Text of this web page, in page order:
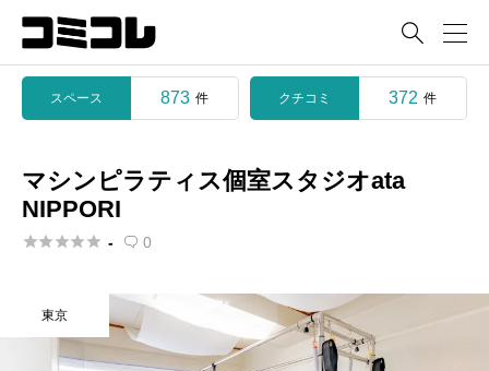

スペース 873 件 クチコミ 372 件
マシンピラティス個室スタジオata
NIPPORI
 -  0
東京